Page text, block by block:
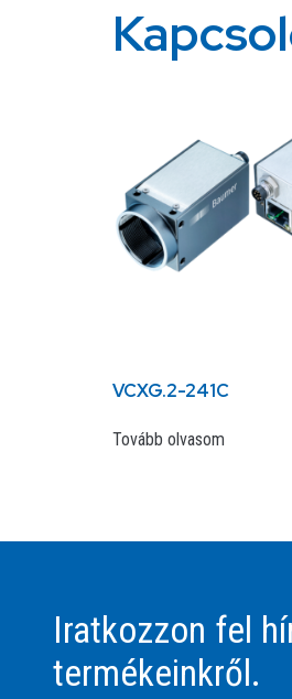
VCXG.2-241C
Tovább olvasom
Iratkozzon fel
termékeinkről.